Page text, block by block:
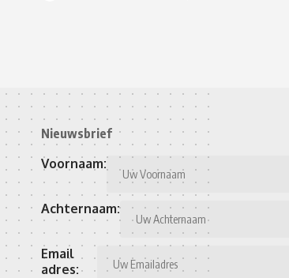
Nieuwsbrief
Voornaam:
Achternaam:
Email
adres: